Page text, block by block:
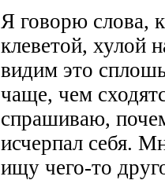
Я говорю слова,
клеветой, хулой
видим это
чаще, чем
спрашиваю,
исчерпал себя.
ищу чего-то